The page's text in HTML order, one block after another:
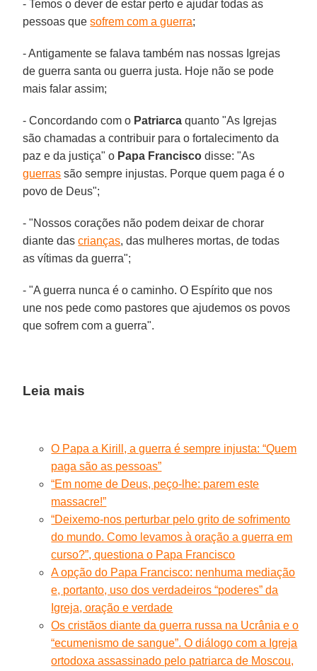
- Temos o dever de estar perto e ajudar todas as
pessoas quesofrem com a guerra;
- Antigamente se falava também nas nossas Igrejas
de guerra santa ou guerra justa. Hoje não se pode
mais falar assim;
- Concordando com o Patriarca quanto "As Igrejas
são chamadas a contribuir para o fortalecimento da
paz e da justiça" o Papa Francisco disse: "As
guerras são sempre injustas. Porque quem paga é o
povo de Deus";
- "Nossos corações não podem deixar de chorar
diante dascrianças, das mulheres mortas, de todas
as vítimas da guerra";
- "A guerra nunca é o caminho. O Espírito que nos
une nos pede como pastores que ajudemos os povos
que sofrem com a guerra".
Leia mais
O Papa a Kirill, a guerra é sempre injusta: “Quem
paga são as pessoas”
“Em nome de Deus, peço-lhe: parem este
massacre!”
“Deixemo-nos perturbar pelo grito de sofrimento
do mundo. Como levamos à oração a guerra em
curso?”, questiona o Papa Francisco
A opção do Papa Francisco: nenhuma mediação
e, portanto, uso dos verdadeiros “poderes” da
Igreja, oração e verdade
Os cristãos diante da guerra russa na Ucrânia e o
“ecumenismo de sangue”. O diálogo com a Igreja
ortodoxa assassinado pelo patriarca de Moscou,